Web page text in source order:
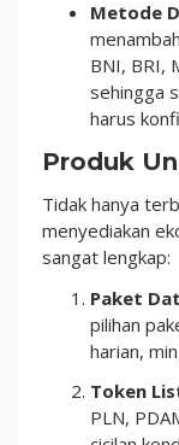
Metode
BNI, BRI,
sehingga
harus
Produk
Tidak hanya
menyediakan
sangat lengkap:
Paket
pilihan
harian,
Token
PLN,